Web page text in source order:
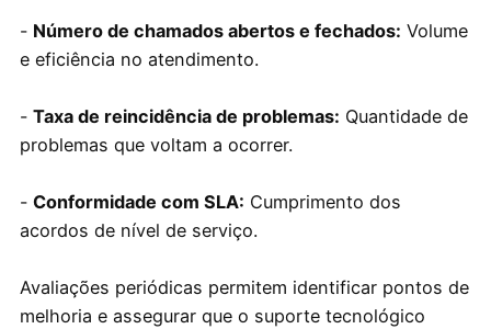
- Número de chamados abertos e fechados: Volume
e eficiência no atendimento.
- Taxa de reincidência de problemas: Quantidade de
problemas que voltam a ocorrer.
- Conformidade com SLA: Cumprimento dos
acordos de nível de serviço.
Avaliações periódicas permitem identificar pontos de
melhoria e assegurar que o suporte tecnológico